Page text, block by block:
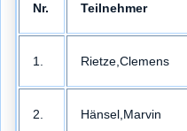
Nr. Teilnehmer
1. Rietze,Clemens
2. Hänsel,Marvin